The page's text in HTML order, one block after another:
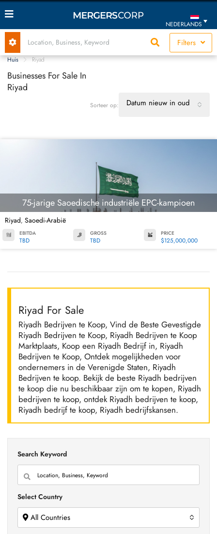
NEDERLANDS
Filters
Huis Riyad
Businesses For Sale In
Riyad
Sorteer op: Datum nieuw in oud
75-jarige Saoedische industriële EPC-kampioen
Riyad, Saoedi-Arabië
EBITDA
TBD
GROSS
TBD
PRICE
$125,000,000
Riyad For Sale
Riyadh Bedrijven te Koop, Vind de Beste Gevestigde
Riyadh Bedrijven te Koop, Riyadh Bedrijven te Koop
Marktplaats, Koop een Riyadh Bedrijf in, Riyadh
Bedrijven te Koop, Ontdek mogelijkheden voor
ondernemers in de Verenigde Staten, Riyadh
Bedrijven te koop. Bekijk de beste Riyadh bedrijven
te koop die nu beschikbaar zijn om te kopen, Riyadh
bedrijven te koop, ontdek Riyadh bedrijven te koop,
Riyadh bedrijf te koop, Riyadh bedrijfskansen.
Search Keyword
Select Country
All Countries